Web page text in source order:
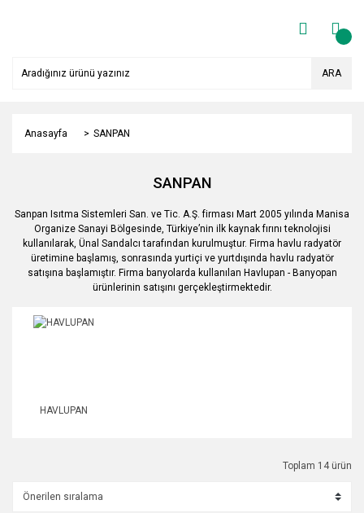
ARA
Anasayfa SANPAN
SANPAN
Sanpan Isıtma Sistemleri San. ve Tic. A.Ş. firması Mart 2005 yılında Manisa
Organize Sanayi Bölgesinde, Türkiye’nin ilk kaynak fırını teknolojisi
kullanılarak, Ünal Sandalcı tarafından kurulmuştur. Firma havlu radyatör
üretimine başlamış, sonrasında yurtiçi ve yurtdışında havlu radyatör
satışına başlamıştır. Firma banyolarda kullanılan Havlupan - Banyopan
ürünlerinin satışını gerçekleştirmektedir.
HAVLUPAN
Toplam 14 ürün